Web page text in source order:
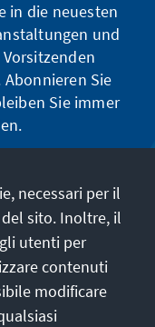
in die neuesten
und
Sie
Sie immer
necessari per il
sito. Inoltre, il
utenti per
contenuti
modificare